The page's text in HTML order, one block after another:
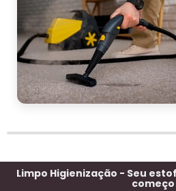
Limpo Higienização - Seu
começo